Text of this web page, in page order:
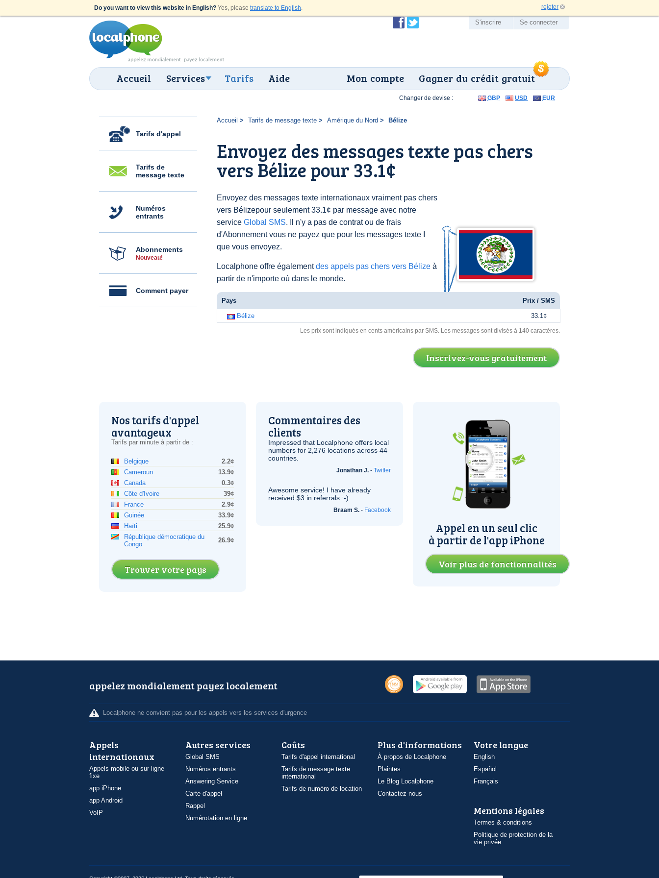
Do you want to view this website in English? Yes, please translate to English. rejeter
Accueil Services Tarifs Aide Gagner du crédit gratuit
Mon compte
S'inscrire Se connecter
Tarifs d'appel
Tarifs de
message texte
Numéros
entrants
Abonnements
Nouveau!
Comment payer
Accueil Tarifs de message texte Amérique du Nord Bélize
Envoyez des messages texte pas chers
vers Bélize pour 33.1¢
Envoyez des messages texte internationaux vraiment pas chers
vers Bélizepour seulement 33.1¢ par message avec notre
service Global SMS. Il n'y a pas de contrat ou de frais
d'Abonnement vous ne payez que pour les messages texte I
que vous envoyez.
Localphone offre égalementdes appels pas chers vers Bélize à
partir de n'importe où dans le monde.
Changer de devise : GBP USD EUR
Pays Prix / SMS
Bélize 33.1¢
Les prix sont indiqués en cents américains par SMS. Les messages sont divisés à 140 caractères.
Inscrivez-vous gratuitement
Nos tarifs d'appel
avantageux
Tarifs par minute à partir de :
Belgique
2.2¢
Cameroun
13.9¢
Canada
0.3¢
Côte d'Ivoire
39¢
France
2.9¢
Guinée
33.9¢
Haïti
25.9¢
République démocratique du
Congo
26.9¢
Trouver votre pays
Commentaires des
clients
Impressed that Localphone offers local
numbers for 2,276 locations across 44
countries.
Jonathan J. - Twitter
Awesome service! I have already
received $3 in referrals :-)
Braam S. - Facebook
Appel en un seul clic
à partir de l'app iPhone
Voir plus de fonctionnalités
appelez mondialement payez localement
Localphone ne convient pas pour les appels vers les services d'urgence
Appels
internationaux
Appels mobile ou sur ligne
fixe
app iPhone
app Android
VoIP
Autres services
Global SMS
Numéros entrants
Answering Service
Carte d'appel
Rappel
Numérotation en ligne
Coûts
Tarifs d'appel international
Tarifs de message texte
international
Tarifs de numéro de location
Plus d'informations
À propos de Localphone
Plaintes
Le Blog Localphone
Contactez-nous
Votre langue
English
Español
Français
Mentions légales
Termes & conditions
Politique de protection de la
vie privée